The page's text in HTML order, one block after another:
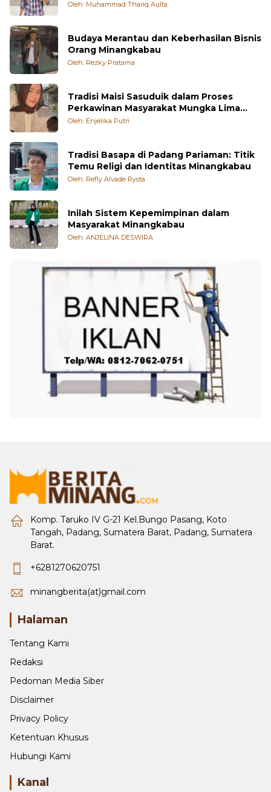
Orang Minangkabau
Oleh: Rezky Pratama
Perkawinan Masyarakat Mungka Lima
Puluh Kota
Oleh: Enjelika Putri
Temu Religi dan Identitas Minangkabau
Oleh: Refly Alvade Rysta
Masyarakat Minangkabau
Oleh: ANJELINA DESWIRA
Komp. Taruko IV G-21 Kel.Bungo Pasang, Koto
Tangah, Padang, Sumatera Barat, Padang, Sumatera
Barat.
Tentang Kami
Redaksi
Pedoman Media Siber
Disclaimer
Privacy Policy
Ketentuan Khusus
Hubungi Kami